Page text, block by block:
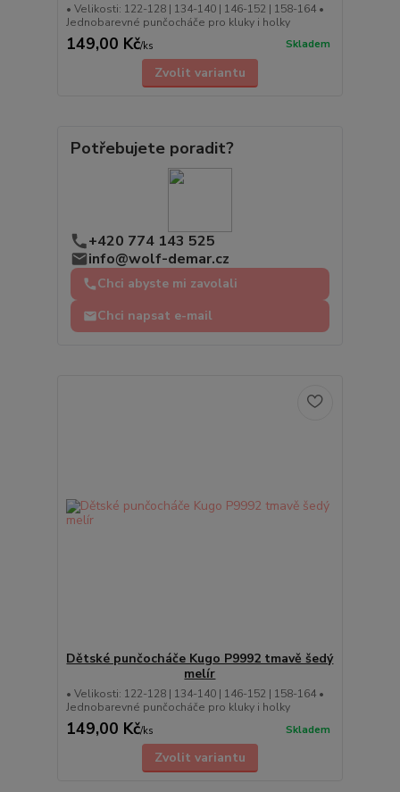
• Velikosti: 122-128 | 134-140 | 146-152 | 158-164 •
Jednobarevné punčocháče pro kluky i holky
149,00 Kč/ks Skladem
Zvolit variantu
Potřebujete poradit?
+420 774 143 525
info@wolf-demar.cz
Chci abyste mi zavolali
Chci napsat e-mail
Dětské punčocháče Kugo P9992 tmavě šedý
melír
• Velikosti: 122-128 | 134-140 | 146-152 | 158-164 •
Jednobarevné punčocháče pro kluky i holky
149,00 Kč/ks Skladem
Zvolit variantu